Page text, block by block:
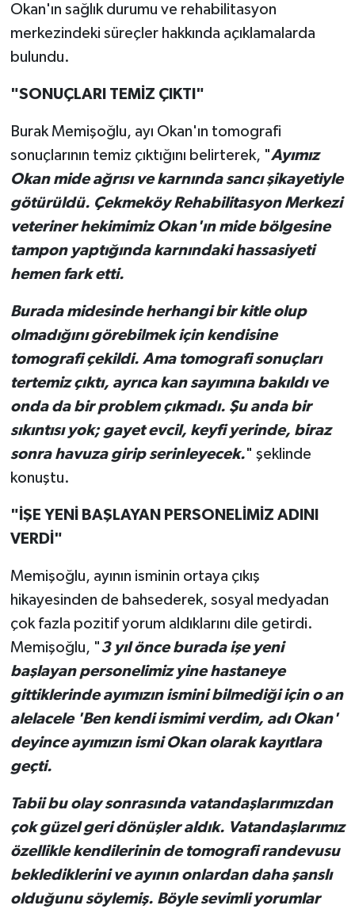
Okan'ın sağlık durumu ve rehabilitasyon
merkezindeki süreçler hakkında açıklamalarda
bulundu.
"SONUÇLARI TEMİZ ÇIKTI"
Burak Memişoğlu, ayı Okan'ın tomografi
sonuçlarının temiz çıktığını belirterek, "Ayımız
Okan mide ağrısı ve karnında sancı şikayetiyle
götürüldü. Çekmeköy Rehabilitasyon Merkezi
veteriner hekimimiz Okan'ın mide bölgesine
tampon yaptığında karnındaki hassasiyeti
hemen fark etti.
Burada midesinde herhangi bir kitle olup
olmadığını görebilmek için kendisine
tomografi çekildi. Ama tomografi sonuçları
tertemiz çıktı, ayrıca kan sayımına bakıldı ve
onda da bir problem çıkmadı. Şu anda bir
sıkıntısı yok; gayet evcil, keyfi yerinde, biraz
sonra havuza girip serinleyecek." şeklinde
konuştu.
"İŞE YENİ BAŞLAYAN PERSONELİMİZ ADINI
VERDİ"
Memişoğlu, ayının isminin ortaya çıkış
hikayesinden de bahsederek, sosyal medyadan
çok fazla pozitif yorum aldıklarını dile getirdi.
Memişoğlu, "3 yıl önce burada işe yeni
başlayan personelimiz yine hastaneye
gittiklerinde ayımızın ismini bilmediği için o an
alelacele 'Ben kendi ismimi verdim, adı Okan'
deyince ayımızın ismi Okan olarak kayıtlara
geçti.
Tabii bu olay sonrasında vatandaşlarımızdan
çok güzel geri dönüşler aldık. Vatandaşlarımız
özellikle kendilerinin de tomografi randevusu
beklediklerini ve ayının onlardan daha şanslı
olduğunu söylemiş. Böyle sevimli yorumlar